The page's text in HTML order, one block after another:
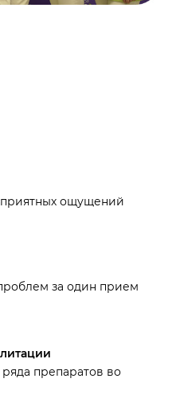
ощущений
за один прием
препаратов во